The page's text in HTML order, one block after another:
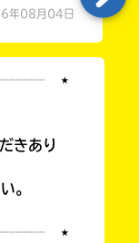
年08月04日
⋆
きあり
。
⋆